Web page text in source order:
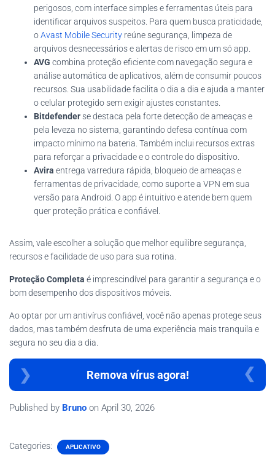
perigosos, com interface simples e ferramentas úteis para
identificar arquivos suspeitos. Para quem busca praticidade,
oAvast Mobile Security reúne segurança, limpeza de
arquivos desnecessários e alertas de risco em um só app.
AVG combina proteção eficiente com navegação segura e
análise automática de aplicativos, além de consumir poucos
recursos. Sua usabilidade facilita o dia a dia e ajuda a manter
o celular protegido sem exigir ajustes constantes.
Bitdefenderse destaca pela forte detecção de ameaças e
pela leveza no sistema, garantindo defesa contínua com
impacto mínimo na bateria. Também inclui recursos extras
para reforçar a privacidade e o controle do dispositivo.
Avira entrega varredura rápida, bloqueio de ameaças e
ferramentas de privacidade, como suporte a VPN em sua
versão para Android. O app é intuitivo e atende bem quem
quer proteção prática e confiável.
Assim, vale escolher a solução que melhor equilibre segurança,
recursos e facilidade de uso para sua rotina.
Proteção Completa é imprescindível para garantir a segurança e o
bom desempenho dos dispositivos móveis.
Ao optar por um antivírus confiável, você não apenas protege seus
dados, mas também desfruta de uma experiência mais tranquila e
segura no seu dia a dia.
Remova vírus agora!
Published by Bruno on April 30, 2026
Categories: APLICATIVO